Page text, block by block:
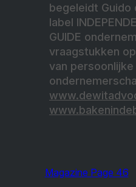
begeleidt Guido
label
GUIDE
vraagstukken
van
Magazine Page 46